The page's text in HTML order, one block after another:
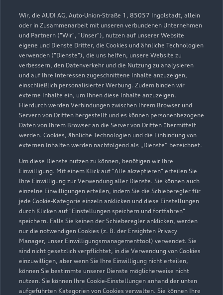
Wir, die AUDI AG, Auto-Union-Straße 1, 85057 Ingolstadt, allein
oder in Zusammenarbeit mit unseren verbundenen Unternehmen
und Partnern ("Wir", "Unser"), nutzen auf unserer Website
eigene und Dienste Dritter, die Cookies und ähnliche Technologien
verwenden ("Dienste"), die uns helfen, unsere Website zu
verbessern, den Datenverkehr und die Nutzung zu analysieren
und auf Ihre Interessen zugeschnittene Inhalte anzuzeigen,
einschließlich personalisierter Werbung. Zudem binden wir
externe Inhalte ein, um Ihnen diese Inhalte anzuzeigen.
Hierdurch werden Verbindungen zwischen Ihrem Browser und
Servern von Dritten hergestellt und es können personenbezogene
Daten von Ihrem Browser an die Server von Dritten übermittelt
werden. Cookies, ähnliche Technologien und die Einbindung von
externen Inhalten werden nachfolgend als „Dienste“ bezeichnet.
Um diese Dienste nutzen zu können, benötigen wir Ihre
Einwilligung. Mit einem Klick auf "Alle akzeptieren" erteilen Sie
Ihre Einwilligung zur Verwendung aller Dienste. Sie können auch
einzelne Einwilligungen erteilen, indem Sie die Schieberegler für
jede Cookie-Kategorie einzeln anklicken und diese Einstellungen
durch Klicken auf "Einstellungen speichern und fortfahren"
speichern. Falls Sie keinen der Schieberegler anklicken, werden
nur die notwendigen Cookies (z. B. der Ensighten Privacy
Manager, unser Einwilligungsmanagementtool) verwendet. Sie
sind nicht gesetzlich verpflichtet, in die Verwendung von Cookies
einzuwilligen, aber wenn Sie Ihre Einwilligung nicht erteilen,
können Sie bestimmte unserer Dienste möglicherweise nicht
nutzen. Sie können Ihre Cookie-Einstellungen anhand der unten
aufgeführten Kategorien von Cookies verwalten. Sie können Ihre
Maximilianallee 25
04129 Leipzig
0341 226600
info@leipzig.audi
Kontaktdaten herunterladen
Öffnungszeiten
Verkauf
Geschlossen
,öffnet amSamstag 09:00
Service
Geschlossen , öffnet am Samstag 09:00